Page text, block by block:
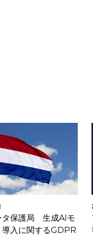
局 生成AIモ
関するGDPR
2026
フラ
等の